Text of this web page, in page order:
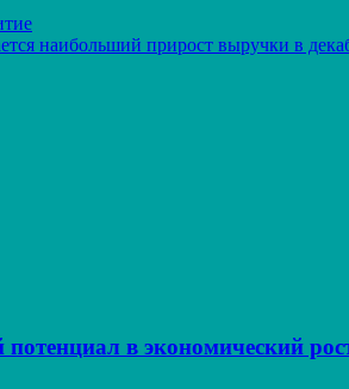
наибольший прирост выручки в
в экономический